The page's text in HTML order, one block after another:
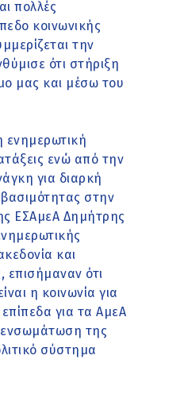
πολλές
κοινωνικής
την
ότι στήριξη
μας και μέσω του
ενώ από την
για διαρκή
στην
ΕΣΑμεΑ Δημήτρης
και
επισήμαναν ότι
η κοινωνία για
για τα ΑμεΑ
ενσωμάτωση της
σύστημα